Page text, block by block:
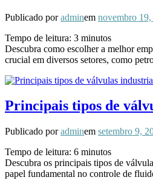
Publicado poradminem novembro
Tempo de leitura: 3 minutos
Descubra como escolher a melhor
crucial em diversos setores, como
Principais tipos de
Publicado poradminem setembro 9,
Tempo de leitura: 6 minutos
Descubra os principais tipos de
papel fundamental no controle de